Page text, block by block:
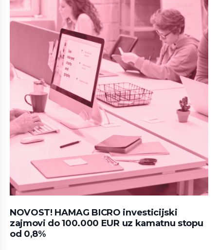
NOVOST! HAMAG BICRO investicijski
zajmovi do 100.000 EUR uz kamatnu stopu
od 0,8%